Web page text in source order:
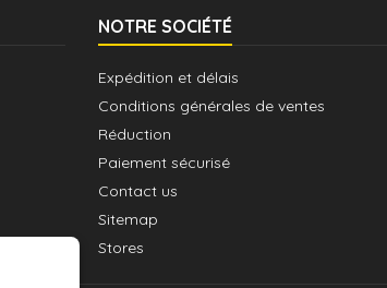
NOTRE SOCIÉTÉ
Expédition et délais
Conditions générales de ventes
Réduction
Paiement sécurisé
Contact us
Sitemap
Stores